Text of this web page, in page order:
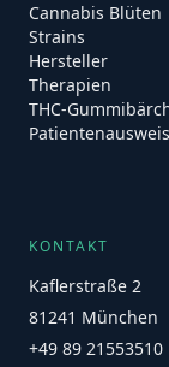
Cannabis Blüten
Strains
Hersteller
Therapien
THC-
Patientenausweis
KONTAKT
Kaflerstraße 2
81241 München
+49 89 21553510